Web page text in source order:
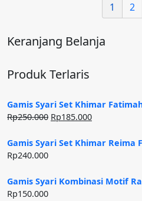
1 2
Keranjang Belanja
Produk Terlaris
Gamis Syari Set Khimar
Rp250.000 Harga
adalah:
Rp185.000Harga
ini
Gamis Syari Set Khimar Reima
Rp240.000
Gamis Syari Kombinasi Motif
Rp150.000